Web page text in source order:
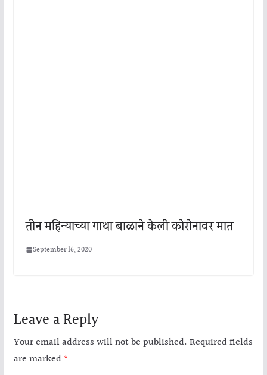
तीन महिन्याच्या गाथा बाळाने केली कोरोनावर मात
September 16, 2020
Leave a Reply
Your email address will not be published. Required fields
are marked *